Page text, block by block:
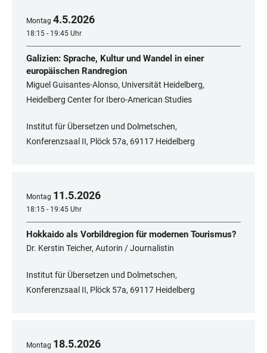
Montag 4.5.2026
18:15 - 19:45 Uhr
Galizien: Sprache, Kultur und Wandel in einer
europäischen Randregion
Miguel Guisantes-Alonso, Universität Heidelberg,
Heidelberg Center for Ibero-American Studies
Institut für Übersetzen und Dolmetschen,
Konferenzsaal II, Plöck 57a, 69117 Heidelberg
Montag 11.5.2026
18:15 - 19:45 Uhr
Hokkaido als Vorbildregion für modernen Tourismus?
Dr. Kerstin Teicher, Autorin / Journalistin
Institut für Übersetzen und Dolmetschen,
Konferenzsaal II, Plöck 57a, 69117 Heidelberg
Montag 18.5.2026